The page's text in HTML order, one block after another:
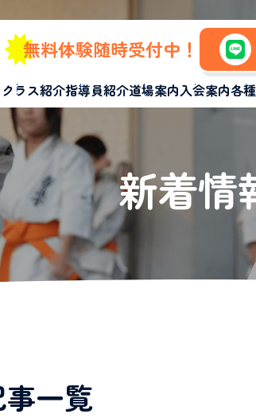
クラス紹介指導員紹介道場案内入会案内各
無料体験随時受付中！
新着情
事一覧